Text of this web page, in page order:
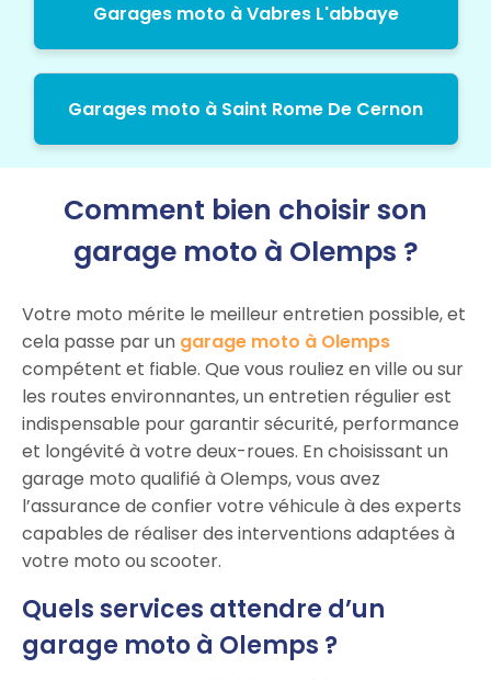
Garages moto à Vabres L'abbaye
Garages moto à Saint Rome De Cernon
Comment bien choisir son
garage moto à Olemps ?
Votre moto mérite le meilleur entretien possible, et
cela passe par un garage moto à Olemps
compétent et fiable. Que vous rouliez en ville ou sur
les routes environnantes, un entretien régulier est
indispensable pour garantir sécurité, performance
et longévité à votre deux-roues. En choisissant un
garage moto qualifié à Olemps, vous avez
l’assurance de confier votre véhicule à des experts
capables de réaliser des interventions adaptées à
votre moto ou scooter.
Quels services attendre d’un
garage moto à Olemps ?